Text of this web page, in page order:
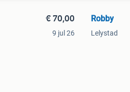
€ 70,00
9 jul 26
Robby
Lelystad